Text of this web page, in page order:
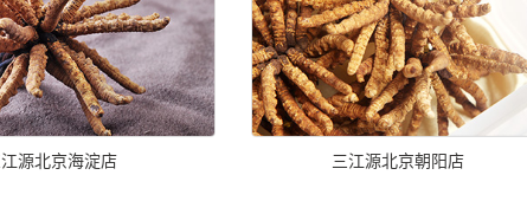
源北京海淀店 三江源北京朝阳店